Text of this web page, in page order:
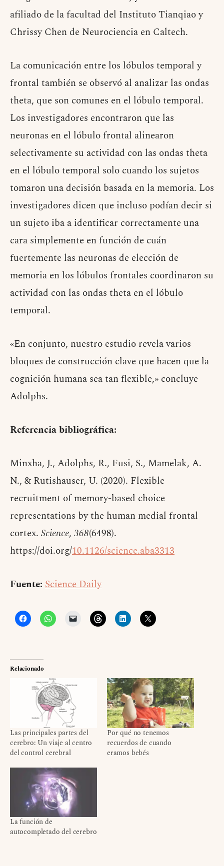
afiliado de la facultad del Instituto Tianqiao y
Chrissy Chen de Neurociencia en Caltech.
La comunicación entre los lóbulos temporal y
frontal también se observó al analizar las ondas
theta, que son comunes en el lóbulo temporal.
Los investigadores encontraron que las
neuronas en el lóbulo frontal alinearon
selectivamente su actividad con las ondas theta
en el lóbulo temporal solo cuando los sujetos
tomaron una decisión basada en la memoria. Los
investigadores dicen que incluso podían decir si
un sujeto iba a identificar correctamente una
cara simplemente en función de cuán
fuertemente las neuronas de elección de
memoria en los lóbulos frontales coordinaron su
actividad con las ondas theta en el lóbulo
temporal.
«En conjunto, nuestro estudio revela varios
bloques de construcción clave que hacen que la
cognición humana sea tan flexible,» concluye
Adolphs.
Referencia bibliográfica:
Minxha, J., Adolphs, R., Fusi, S., Mamelak, A.
N., & Rutishauser, U. (2020). Flexible
recruitment of memory-based choice
representations by the human medial frontal
cortex. Science, 368(6498).
https://doi.org/10.1126/science.aba3313
Fuente: Science Daily
Relacionado
Las principales partes del
cerebro: Un viaje al centro
del control cerebral
Por qué no tenemos
recuerdos de cuando
eramos bebés
La función de
autocompletado del cerebro